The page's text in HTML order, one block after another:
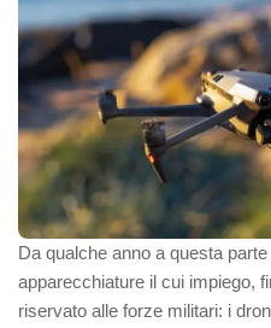
Da qualche anno a questa
apparecchiature il cui impiego,
riservato alle forze militari: i